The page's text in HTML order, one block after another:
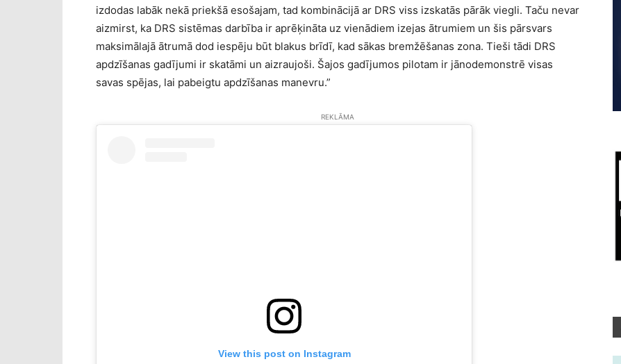
izdodas labāk nekā priekšā esošajam, tad kombinācijā ar DRS viss izskatās pārāk viegli. Taču nevar
aizmirst, ka DRS sistēmas darbība ir aprēķināta uz vienādiem izejas ātrumiem un šis pārsvars
maksimālajā ātrumā dod iespēju būt blakus brīdī, kad sākas bremžēšanas zona. Tieši tādi DRS
apdzīšanas gadījumi ir skatāmi un aizraujoši. Šajos gadījumos pilotam ir jānodemonstrē visas
savas spējas, lai pabeigtu apdzīšanas manevru.”
REKLĀMA
View this post on Instagram